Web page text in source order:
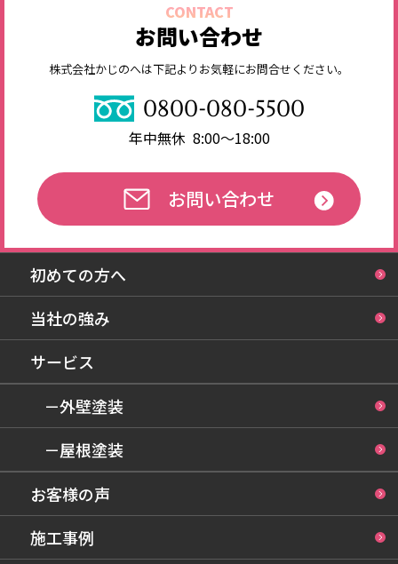
CONTACT
お問い合わせ
株式会社かじのへは下記よりお気軽にお問合せください。
0800-080-5500
年中無休 8:00～18:00
お問い合わせ
初めての方へ
当社の強み
サービス
－外壁塗装
－屋根塗装
お客様の声
施工事例